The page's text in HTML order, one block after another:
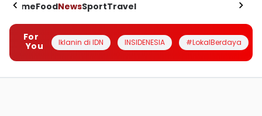
HomeFoodNewsSportTravel
For
You
Iklanin di IDN INSIDENESIA #LokalBerdaya